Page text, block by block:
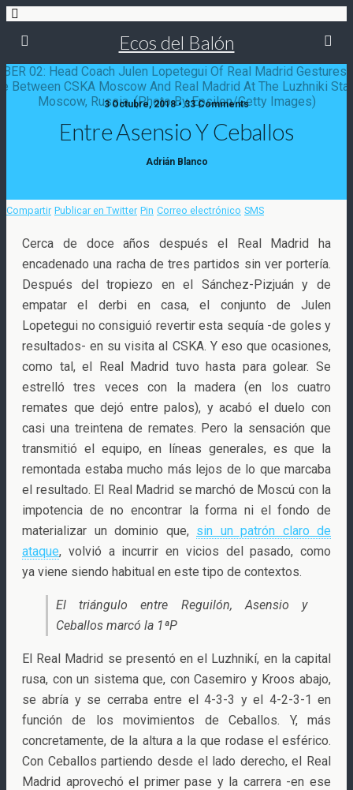
Ecos del Balón
3 Octubre, 2018 • 33 Comments
Entre Asensio Y Ceballos
Adrián Blanco
Compartir Publicar en Twitter Pin Correo electrónico SMS
Cerca de doce años después el Real Madrid ha
encadenado una racha de tres partidos sin ver portería.
Después del tropiezo en el Sánchez-Pizjuán y de
empatar el derbi en casa, el conjunto de Julen
Lopetegui no consiguió revertir esta sequía -de goles y
resultados- en su visita al CSKA. Y eso que ocasiones,
como tal, el Real Madrid tuvo hasta para golear. Se
estrelló tres veces con la madera (en los cuatro
remates que dejó entre palos), y acabó el duelo con
casi una treintena de remates. Pero la sensación que
transmitió el equipo, en líneas generales, es que la
remontada estaba mucho más lejos de lo que marcaba
el resultado. El Real Madrid se marchó de Moscú con la
impotencia de no encontrar la forma ni el fondo de
materializar un dominio que, sin un patrón claro de
ataque, volvió a incurrir en vicios del pasado, como
ya viene siendo habitual en este tipo de contextos.
El triángulo entre Reguilón, Asensio y
Ceballos marcó la 1ªP
El Real Madrid se presentó en el Luzhnikí, en la capital
rusa, con un sistema que, con Casemiro y Kroos abajo,
se abría y se cerraba entre el 4-3-3 y el 4-2-3-1 en
función de los movimientos de Ceballos. Y, más
concretamente, de la altura a la que rodase el esférico.
Con Ceballos partiendo desde el lado derecho, el Real
Madrid aprovechó el primer pase y la carrera -en ese